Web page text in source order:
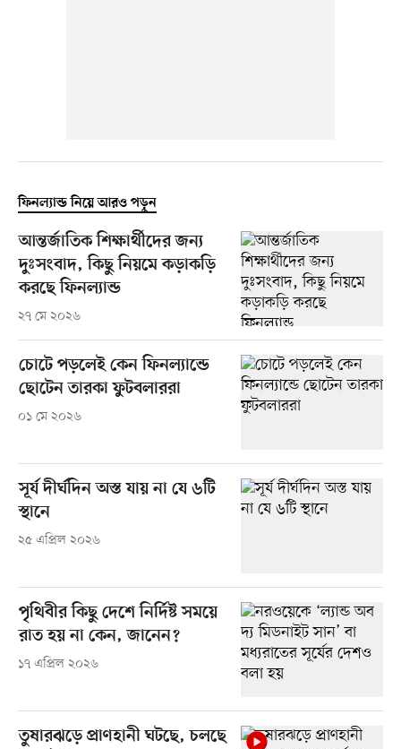
ফিনল্যান্ড নিয়ে আরও পড়ুন
আন্তর্জাতিক শিক্ষার্থীদের জন্য
দুঃসংবাদ, কিছু নিয়মে কড়াকড়ি
করছে ফিনল্যান্ড
২৭ মে ২০২৬
চোটে পড়লেই কেন ফিনল্যান্ডে
ছোটেন তারকা ফুটবলাররা
০১ মে ২০২৬
সূর্য দীর্ঘদিন অস্ত যায় না যে ৬টি
স্থানে
২৫ এপ্রিল ২০২৬
পৃথিবীর কিছু দেশে নির্দিষ্ট সময়ে
রাত হয় না কেন, জানেন?
১৭ এপ্রিল ২০২৬
তুষারঝড়ে প্রাণহানী ঘটছে, চলছে